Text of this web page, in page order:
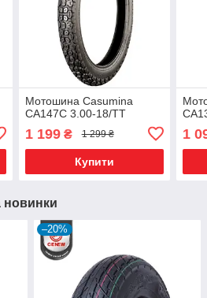
Мотошина Casumina
CA147C 3.00-18/TT
1 199₴ 1 299 ₴
Купити
1
новинки
–20%